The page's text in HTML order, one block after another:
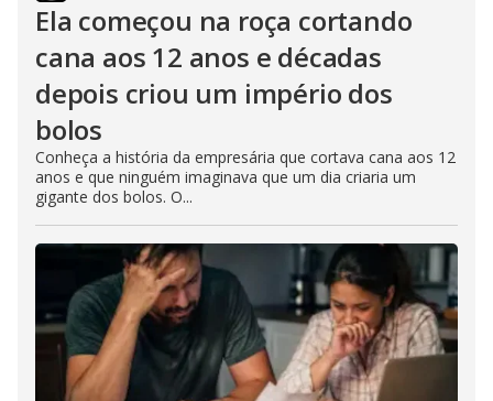
Ela começou na roça cortando
cana aos 12 anos e décadas
depois criou um império dos
bolos
Conheça a história da empresária que cortava cana aos 12
anos e que ninguém imaginava que um dia criaria um
gigante dos bolos. O...